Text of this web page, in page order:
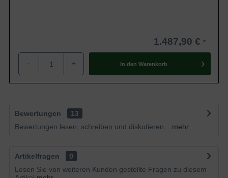
1.487,90 €
- + In den Warenkorb
Bewertungen
13
Bewertungen lesen, schreiben und diskutieren...
mehr
Artikelfragen
0
Lesen Sie von weiteren Kunden gestellte Fragen zu diesem